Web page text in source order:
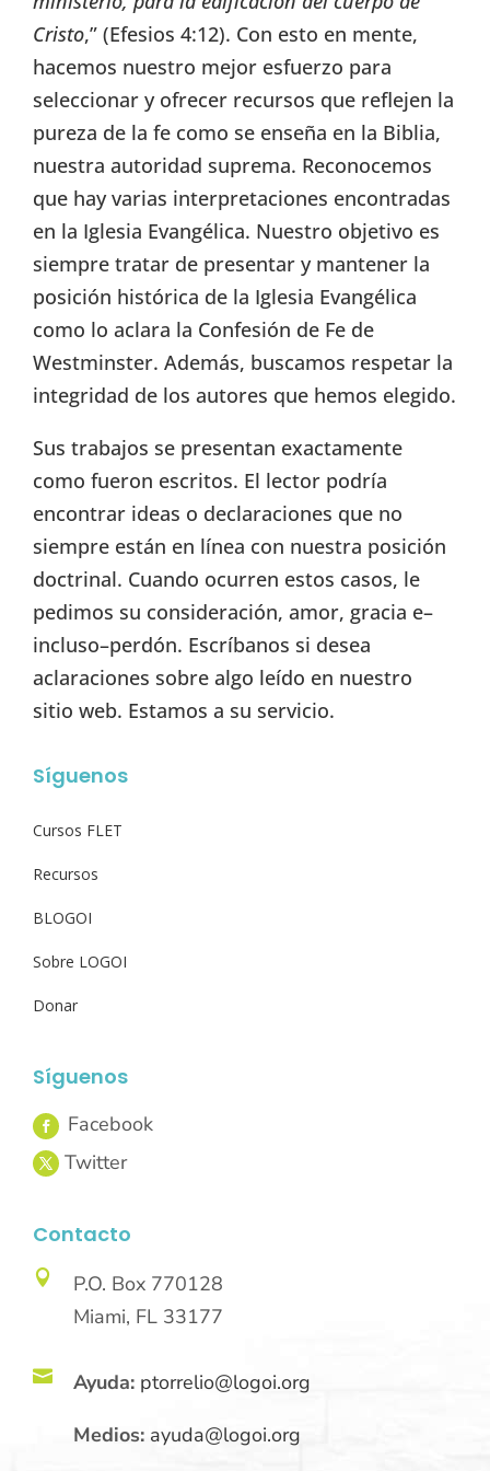
Cristo,” (Efesios 4:12). Con esto en mente,
hacemos nuestro mejor esfuerzo para
seleccionar y ofrecer recursos que reflejen la
pureza de la fe como se enseña en la Biblia,
nuestra autoridad suprema. Reconocemos
que hay varias interpretaciones encontradas
en la Iglesia Evangélica. Nuestro objetivo es
siempre tratar de presentar y mantener la
posición histórica de la Iglesia Evangélica
como lo aclara la Confesión de Fe de
Westminster. Además, buscamos respetar la
integridad de los autores que hemos elegido.
Sus trabajos se presentan exactamente
como fueron escritos. El lector podría
encontrar ideas o declaraciones que no
siempre están en línea con nuestra posición
doctrinal. Cuando ocurren estos casos, le
pedimos su consideración, amor, gracia e–
incluso–perdón. Escríbanos si desea
aclaraciones sobre algo leído en nuestro
sitio web. Estamos a su servicio.
Síguenos
Cursos FLET
Recursos
BLOGOI
Sobre LOGOI
Donar
Síguenos
Contacto

P.O. Box 770128
Miami, FL 33177
 Ayuda: ptorrelio@logoi.org
Medios: ayuda@logoi.org